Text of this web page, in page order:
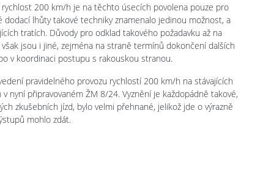
200 km/h je na těchto úsecích povolena pouze pro
lhůty takové techniky znamenalo jedinou možnost, a
tratích. Důvody pro odklad takového požadavku až na
jsou i jiné, zejména na straně termínů dokončení dalších
v koordinaci postupu s rakouskou stranou.
pravidelného provozu rychlostí 200 km/h na stávajících
nyní připravovaném ŽM 8/24. Vyznění je každopádně takové,
zkušebních jízd, bylo velmi přehnané, jelikož jde o výrazně
mohlo zdát.